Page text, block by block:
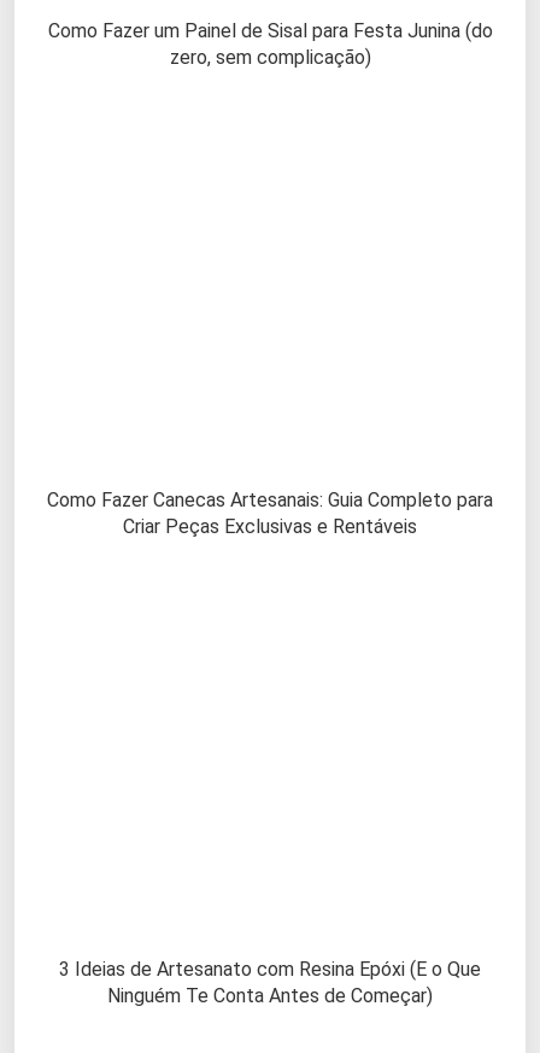
Como Fazer um Painel de Sisal para Festa Junina (do
zero, sem complicação)
Como Fazer Canecas Artesanais: Guia Completo para
Criar Peças Exclusivas e Rentáveis
3 Ideias de Artesanato com Resina Epóxi (E o Que
Ninguém Te Conta Antes de Começar)